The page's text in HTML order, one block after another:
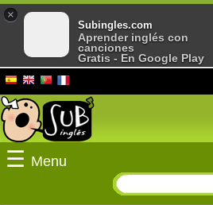
☰ Menu
×
Subingles.com
Aprender inglés con
canciones
Gratis - En Google Play